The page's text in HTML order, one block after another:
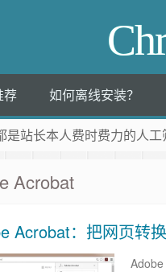
荐 如何离线安装？
是站长本人费时费力的人
Acrobat
Acrobat：把网页转